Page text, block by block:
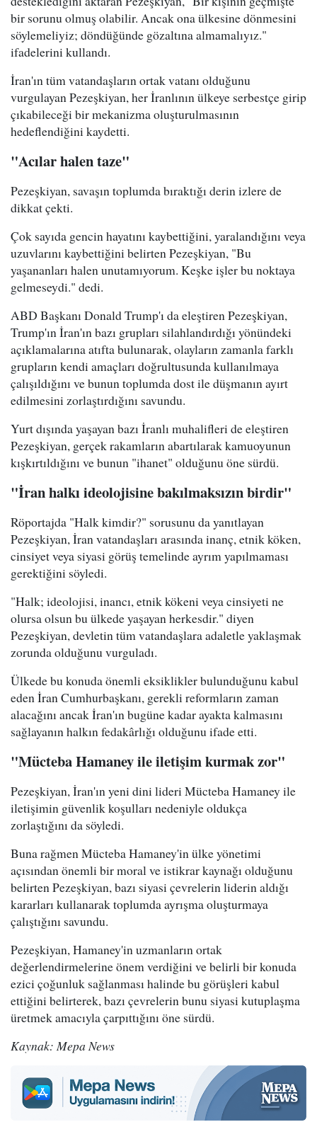
bir sorunu olmuş olabilir. Ancak ona ülkesine dönmesini
söylemeliyiz; döndüğünde gözaltına almamalıyız."
ifadelerini kullandı.
İran'ın tüm vatandaşların ortak vatanı olduğunu
vurgulayan Pezeşkiyan, her İranlının ülkeye serbestçe girip
çıkabileceği bir mekanizma oluşturulmasının
hedeflendiğini kaydetti.
"Acılar halen taze"
Pezeşkiyan, savaşın toplumda bıraktığı derin izlere de
dikkat çekti.
Çok sayıda gencin hayatını kaybettiğini, yaralandığını veya
uzuvlarını kaybettiğini belirten Pezeşkiyan, "Bu
yaşananları halen unutamıyorum. Keşke işler bu noktaya
gelmeseydi." dedi.
ABD Başkanı Donald Trump'ı da eleştiren Pezeşkiyan,
Trump'ın İran'ın bazı grupları silahlandırdığı yönündeki
açıklamalarına atıfta bulunarak, olayların zamanla farklı
grupların kendi amaçları doğrultusunda kullanılmaya
çalışıldığını ve bunun toplumda dost ile düşmanın ayırt
edilmesini zorlaştırdığını savundu.
Yurt dışında yaşayan bazı İranlı muhalifleri de eleştiren
Pezeşkiyan, gerçek rakamların abartılarak kamuoyunun
kışkırtıldığını ve bunun "ihanet" olduğunu öne sürdü.
"İran halkı ideolojisine bakılmaksızın birdir"
Röportajda "Halk kimdir?" sorusunu da yanıtlayan
Pezeşkiyan, İran vatandaşları arasında inanç, etnik köken,
cinsiyet veya siyasi görüş temelinde ayrım yapılmaması
gerektiğini söyledi.
"Halk; ideolojisi, inancı, etnik kökeni veya cinsiyeti ne
olursa olsun bu ülkede yaşayan herkesdir." diyen
Pezeşkiyan, devletin tüm vatandaşlara adaletle yaklaşmak
zorunda olduğunu vurguladı.
Ülkede bu konuda önemli eksiklikler bulunduğunu kabul
eden İran Cumhurbaşkanı, gerekli reformların zaman
alacağını ancak İran'ın bugüne kadar ayakta kalmasını
sağlayanın halkın fedakârlığı olduğunu ifade etti.
"Mücteba Hamaney ile iletişim kurmak zor"
Pezeşkiyan, İran'ın yeni dini lideri Mücteba Hamaney ile
iletişimin güvenlik koşulları nedeniyle oldukça
zorlaştığını da söyledi.
Buna rağmen Mücteba Hamaney'in ülke yönetimi
açısından önemli bir moral ve istikrar kaynağı olduğunu
belirten Pezeşkiyan, bazı siyasi çevrelerin liderin aldığı
kararları kullanarak toplumda ayrışma oluşturmaya
çalıştığını savundu.
Pezeşkiyan, Hamaney'in uzmanların ortak
değerlendirmelerine önem verdiğini ve belirli bir konuda
ezici çoğunluk sağlanması halinde bu görüşleri kabul
ettiğini belirterek, bazı çevrelerin bunu siyasi kutuplaşma
üretmek amacıyla çarpıttığını öne sürdü.
Kaynak: Mepa News